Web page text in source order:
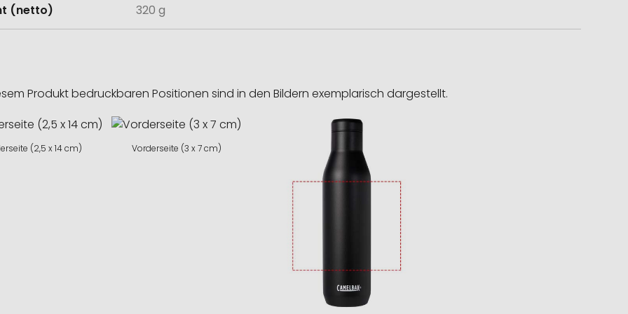
(netto) 320 g
Produkt bedruckbaren Positionen sind in den Bildern exemplarisch dargestellt.
(2,5 x 14 cm) Vorderseite (3 x 7 cm)